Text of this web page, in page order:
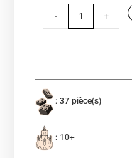
- +
: 37 pièce(s)
: 10+